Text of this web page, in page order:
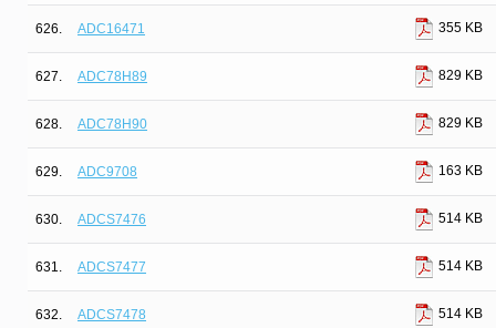
626. ADC16471 355 KB
627. ADC78H89 829 KB
628. ADC78H90 829 KB
629. ADC9708 163 KB
630. ADCS7476 514 KB
631. ADCS7477 514 KB
632. ADCS7478 514 KB